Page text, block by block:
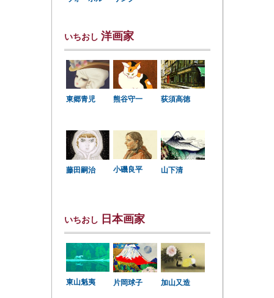
いちおし 洋画家
東郷青児 熊谷守一 荻須高徳
藤田嗣治 小磯良平 山下清
いちおし 日本画家
東山魁夷 片岡球子 加山又造